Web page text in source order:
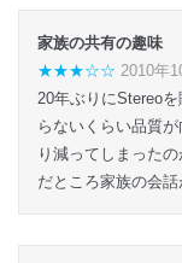
家族の共有の趣味
★★★☆☆ 2010年
20年ぶりにStereo
らないくらい品質
り減ってしまった
だところ家族の会話